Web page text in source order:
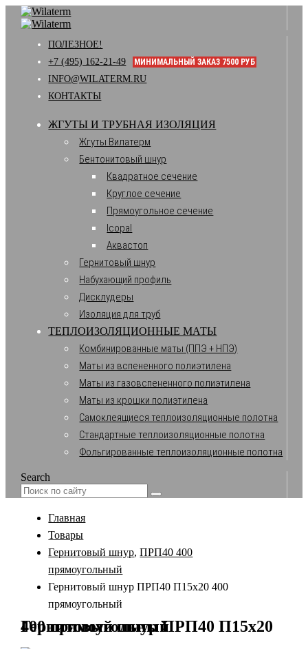
ПОЛЕЗНОЕ!
+7 (495) 162-21-49
МИНИМАЛЬНЫЙ ЗАКАЗ 7500 РУБ
INFO@WILATERM.RU
КОНТАКТЫ
ЖГУТЫ И ТРУБНАЯ ИЗОЛЯЦИЯ
Жгуты Вилатерм
Бентонитовый шнур
Квадратное сечение
Круглое сечение
Прямоугольное сечение
Icopal
Аквастоп
Гернитовый шнур
Набухающий профиль
Дисклудеры
Изоляция для труб
ТЕПЛОИЗОЛЯЦИОННЫЕ МАТЫ
Комбинированные маты (ППЭ + НПЭ)
Маты из вспененного полиэтилена
Маты из газовспененного полиэтилена
Маты из крошки полиэтилена
Самоклеящиеся теплоизоляционные полотна
Стандартные теплоизоляционные полотна
Фольгированные теплоизоляционные полотна
Search
Главная
Товары
Гернитовый шнур,ПРП40 400
прямоугольный
Гернитовый шнур ПРП40 П15х20 400
прямоугольный
Гернитовый шнур ПРП40 П15х20 400 прямоугольный